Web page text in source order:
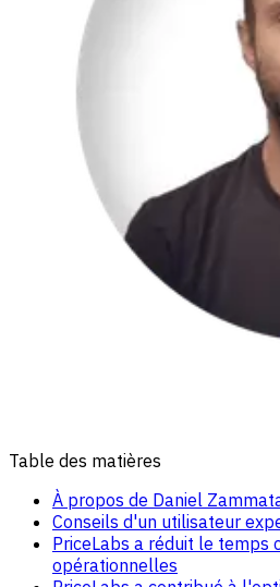
Table des matières
À propos de Daniel
Conseils d'un utilisateur
PriceLabs a réduit le temps
opérationnelles